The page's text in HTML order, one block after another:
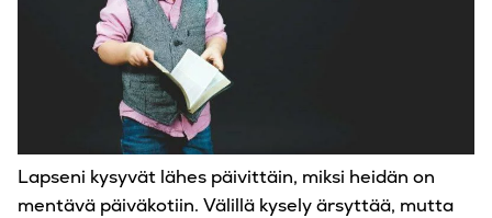
Lapseni kysyvät lähes päivittäin, miksi heidän on
mentävä päiväkotiin. Välillä kysely ärsyttää, mutta